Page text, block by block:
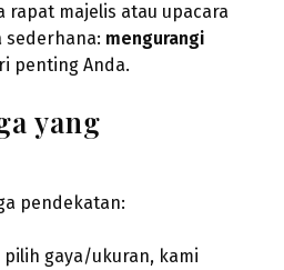
rapat majelis atau upacara
sederhana: mengurangi
penting Anda.
yang
pendekatan:
pilih gaya/ukuran, kami